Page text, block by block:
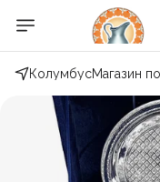
КолумбусМагазин